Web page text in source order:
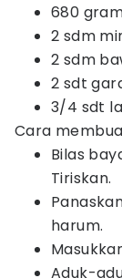
680
2 sdm
2 sdm
2 sdt
3/4 sdt
Cara
Bilas
Tiriskan.
harum.
Aduk-